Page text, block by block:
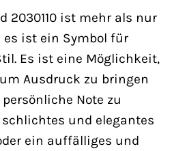
2030110 ist mehr als nur
ist ein Symbol für
Es ist eine Möglichkeit,
Ausdruck zu bringen
Note zu
und elegantes
ein auffälliges und